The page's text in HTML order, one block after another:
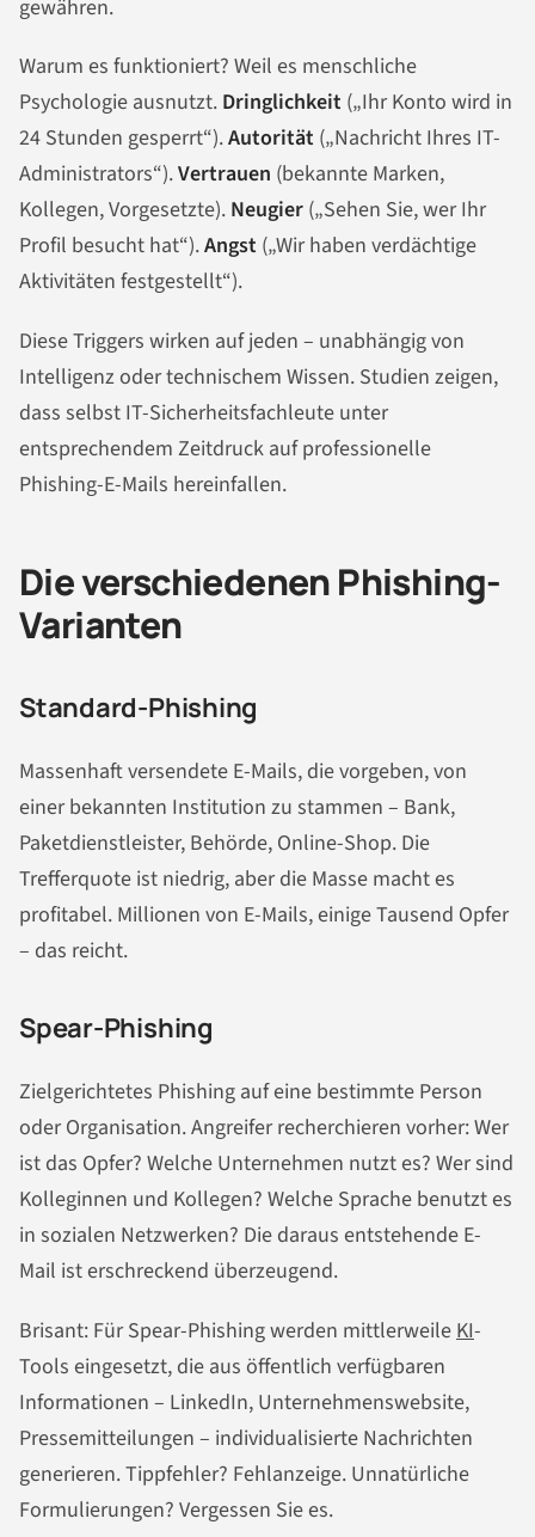
gewähren.
Warum es funktioniert? Weil es menschliche
Psychologie ausnutzt. Dringlichkeit („Ihr Konto wird in
24 Stunden gesperrt“).Autorität („Nachricht Ihres IT-
Administrators“).Vertrauen (bekannte Marken,
Kollegen, Vorgesetzte). Neugier („Sehen Sie, wer Ihr
Profil besucht hat“).Angst („Wir haben verdächtige
Aktivitäten festgestellt“).
Diese Triggers wirken auf jeden – unabhängig von
Intelligenz oder technischem Wissen. Studien zeigen,
dass selbst IT-Sicherheitsfachleute unter
entsprechendem Zeitdruck auf professionelle
Phishing-E-Mails hereinfallen.
Die verschiedenen Phishing-
Varianten
Standard-Phishing
Massenhaft versendete E-Mails, die vorgeben, von
einer bekannten Institution zu stammen – Bank,
Paketdienstleister, Behörde, Online-Shop. Die
Trefferquote ist niedrig, aber die Masse macht es
profitabel. Millionen von E-Mails, einige Tausend Opfer
– das reicht.
Spear-Phishing
Zielgerichtetes Phishing auf eine bestimmte Person
oder Organisation. Angreifer recherchieren vorher: Wer
ist das Opfer? Welche Unternehmen nutzt es? Wer sind
Kolleginnen und Kollegen? Welche Sprache benutzt es
in sozialen Netzwerken? Die daraus entstehende E-
Mail ist erschreckend überzeugend.
Brisant: Für Spear-Phishing werden mittlerweileKI-
Tools eingesetzt, die aus öffentlich verfügbaren
Informationen – LinkedIn, Unternehmenswebsite,
Pressemitteilungen – individualisierte Nachrichten
generieren. Tippfehler? Fehlanzeige. Unnatürliche
Formulierungen? Vergessen Sie es.